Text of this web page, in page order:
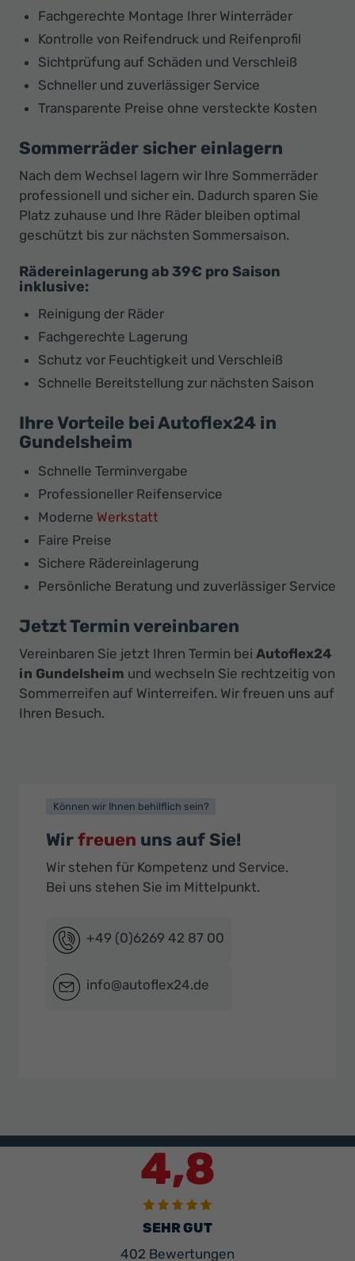
Fachgerechte Montage Ihrer Winterräder
Kontrolle von Reifendruck und Reifenprofil
Sichtprüfung auf Schäden und Verschleiß
Schneller und zuverlässiger Service
Transparente Preise ohne versteckte Kosten
Sommerräder sicher einlagern
Nach dem Wechsel lagern wir Ihre Sommerräder
professionell und sicher ein. Dadurch sparen Sie
Platz zuhause und Ihre Räder bleiben optimal
geschützt bis zur nächsten Sommersaison.
Rädereinlagerung ab 39€ pro Saison
inklusive:
Reinigung der Räder
Fachgerechte Lagerung
Schutz vor Feuchtigkeit und Verschleiß
Schnelle Bereitstellung zur nächsten Saison
Ihre Vorteile bei Autoflex24 in
Gundelsheim
Schnelle Terminvergabe
Professioneller Reifenservice
Moderne Werkstatt
Faire Preise
Sichere Rädereinlagerung
Persönliche Beratung und zuverlässiger Service
Jetzt Termin vereinbaren
Vereinbaren Sie jetzt Ihren Termin bei Autoflex24
in Gundelsheim und wechseln Sie rechtzeitig von
Sommerreifen auf Winterreifen. Wir freuen uns auf
Ihren Besuch.
Können wir Ihnen behilflich sein?
Wirfreuen uns auf Sie!
Wir stehen für Kompetenz und Service.
Bei uns stehen Sie im Mittelpunkt.
+49 (0)6269 42 87 00
info@autoflex24.de
4,8
SEHR GUT
402 Bewertungen